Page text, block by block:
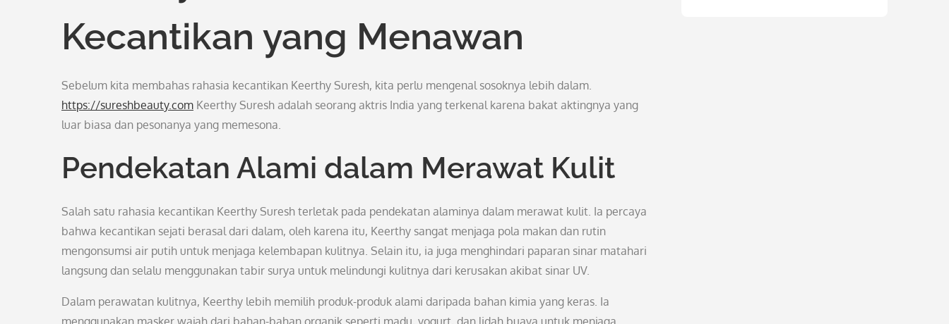
Kecantikan yang Menawan
Sebelum kita membahas rahasia kecantikan Keerthy Suresh, kita perlu mengenal sosoknya lebih dalam.
https://sureshbeauty.com Keerthy Suresh adalah seorang aktris India yang terkenal karena bakat aktingnya yang
luar biasa dan pesonanya yang memesona.
Pendekatan Alami dalam Merawat Kulit
Salah satu rahasia kecantikan Keerthy Suresh terletak pada pendekatan alaminya dalam merawat kulit. Ia percaya
bahwa kecantikan sejati berasal dari dalam, oleh karena itu, Keerthy sangat menjaga pola makan dan rutin
mengonsumsi air putih untuk menjaga kelembapan kulitnya. Selain itu, ia juga menghindari paparan sinar matahari
langsung dan selalu menggunakan tabir surya untuk melindungi kulitnya dari kerusakan akibat sinar UV.
Dalam perawatan kulitnya, Keerthy lebih memilih produk-produk alami daripada bahan kimia yang keras. Ia
menggunakan masker wajah dari bahan-bahan organik seperti madu, yogurt, dan lidah buaya untuk menjaga